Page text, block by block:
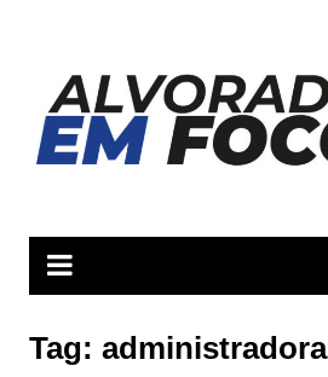
conteúdo
Tag: administradora